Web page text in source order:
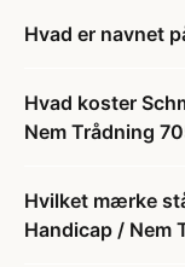
Hvad er navnet
Hvad koster
Nem Trådning
Hvilket mærke
Handicap / Nem